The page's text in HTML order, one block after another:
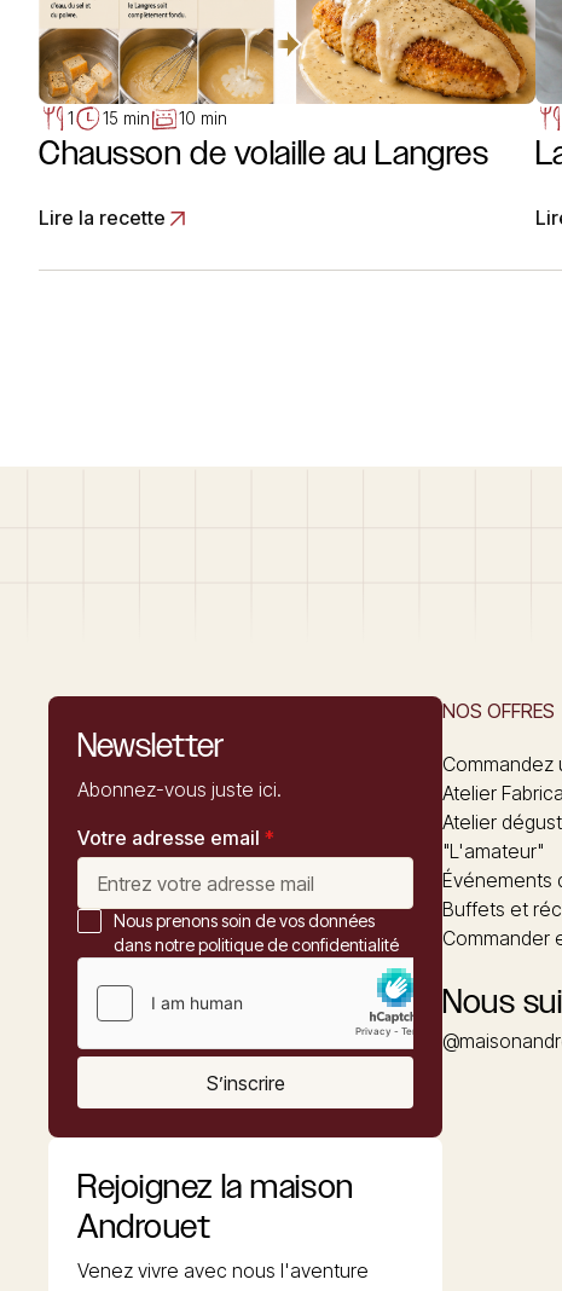
1 15 min 10 min
Chausson de volaille au Langres
Lire la recette
Newsletter
Abonnez-vous juste ici.
Votre adresse email *
Nous prenons soin de vos données
dans notre politique de confidentialité
S’inscrire
Rejoignez la maison
Androuet
Venez vivre avec nous l'aventure
NOS OFFRES
Commandez
Atelier
Atelier
"L'amateur"
Événements
Buffets et
Commander
Nous